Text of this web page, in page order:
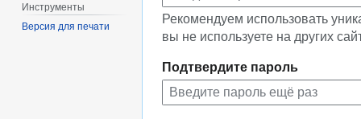
Рекомендуем использовать
вы не используете на других
Подтвердите пароль
Инструменты
Версия для печати